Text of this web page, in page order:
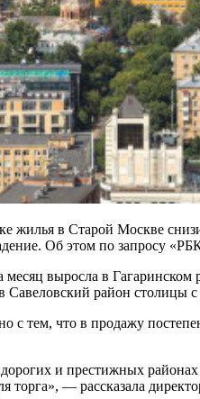
жилья в Старой Москве
Об этом по запросу
выросла в
район столицы
с тем, что в продажу
и престижных
торга», — рассказала